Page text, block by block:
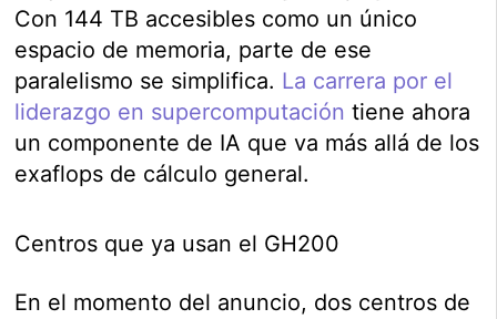
Con 144 TB accesibles como un único
espacio de memoria, parte de ese
paralelismo se simplifica. La carrera por el
liderazgo en supercomputación tiene ahora
un componente de IA que va más allá de los
exaflops de cálculo general.
Centros que ya usan el GH200
En el momento del anuncio, dos centros de